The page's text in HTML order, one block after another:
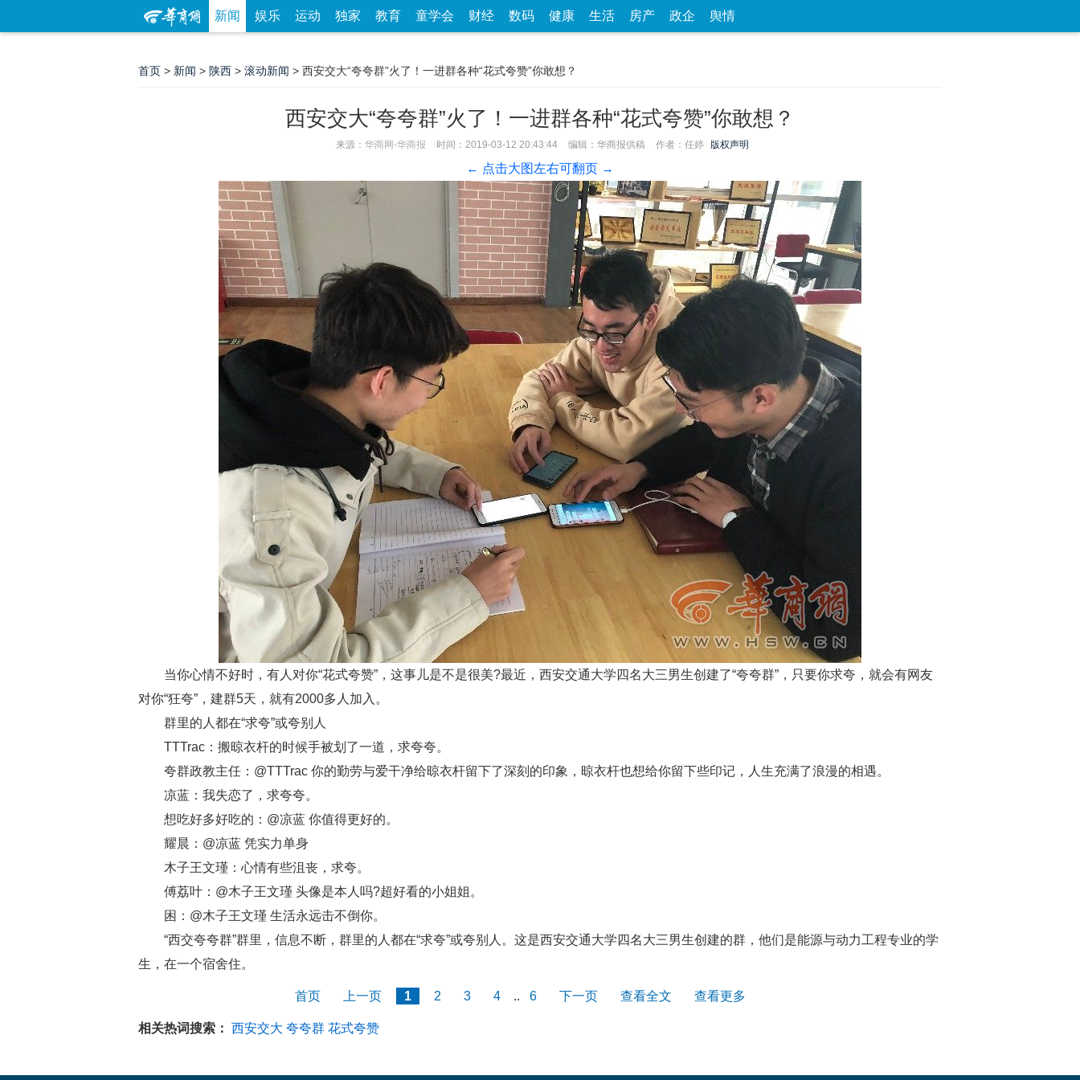
新闻 娱乐 运动 独家 教育 童学会 财经 数码 健康 生活 房产 政企 舆情
首页 > 新闻 > 陕西 > 滚动新闻 > 西安交大“夸夸群”火了！一进群各种“花式夸赞”你敢想？
西安交大“夸夸群”火了！一进群各种“花式夸赞”你敢想？
来源： 华商网-华商报 时间：2019-03-12 20:43:44 编辑：华商报供稿 作者：任婷 版权声明
← 点击大图左右可翻页 →
当你心情不好时，有人对你“花式夸赞”，这事儿是不是很美?最近，西安交通大学四名大三男生创建了“夸夸群”，只要你求夸，就会有网友
对你“狂夸”，建群5天，就有2000多人加入。
群里的人都在“求夸”或夸别人
TTTrac：搬晾衣杆的时候手被划了一道，求夸夸。
夸群政教主任：@TTTrac 你的勤劳与爱干净给晾衣杆留下了深刻的印象，晾衣杆也想给你留下些印记，人生充满了浪漫的相遇。
凉蓝：我失恋了，求夸夸。
想吃好多好吃的：@凉蓝 你值得更好的。
耀晨：@凉蓝 凭实力单身
木子王文瑾：心情有些沮丧，求夸。
傅荔叶：@木子王文瑾 头像是本人吗?超好看的小姐姐。
困：@木子王文瑾 生活永远击不倒你。
“西交夸夸群”群里，信息不断，群里的人都在“求夸”或夸别人。这是西安交通大学四名大三男生创建的群，他们是能源与动力工程专业的学
生，在一个宿舍住。
首页 上一页 1 2 3 4 .. 6 下一页 查看全文 查看更多
相关热词搜索： 西安交大 夸夸群 花式夸赞